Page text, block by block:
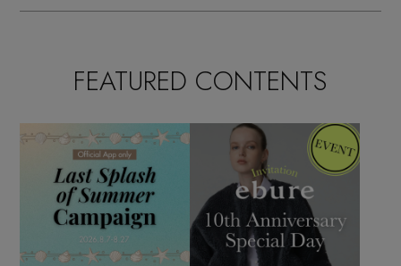
FEATURED CONTENTS